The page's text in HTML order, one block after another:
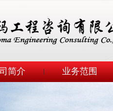
简介 业务范围